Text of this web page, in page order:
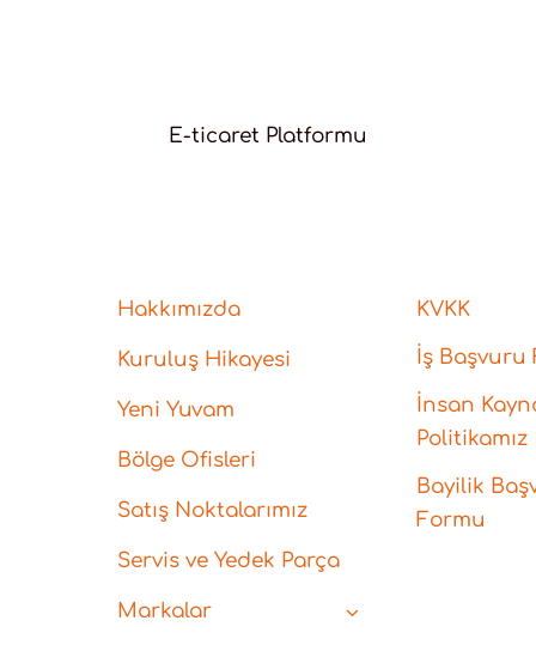
E-ticaret Platformu
Hakkımızda
Kuruluş Hikayesi
Yeni Yuvam
Bölge Ofisleri
Satış Noktalarımız
Servis ve Yedek Parça
Markalar
KVKK
İş Başvuru
İnsan
Politikamız
Bayilik
Formu